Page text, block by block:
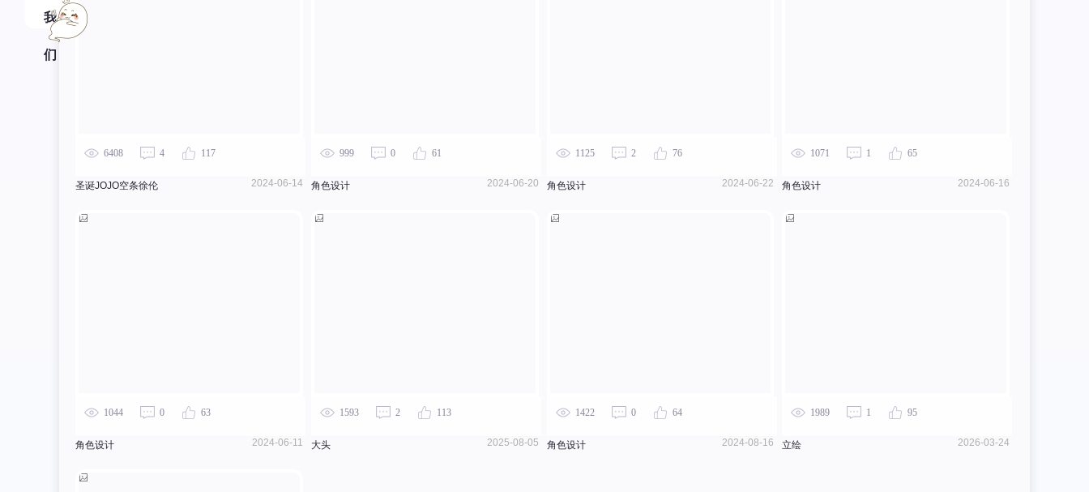
6408 4 117
圣诞JOJO空条徐伦 2024-06-14
999 0 61
角色设计 2024-06-20
1125 2 76
角色设计 2024-06-22
1071 1 65
角色设计 2024-06-16
1044 0 63
角色设计 2024-06-11
1593 2 113
大头 2025-08-05
1422 0 64
角色设计 2024-08-16
1989 1 95
立绘 2026-03-24
我
们